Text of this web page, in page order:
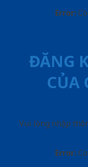
Error:
ĐĂNG
CỦA
Vui lòng nhập
Error: